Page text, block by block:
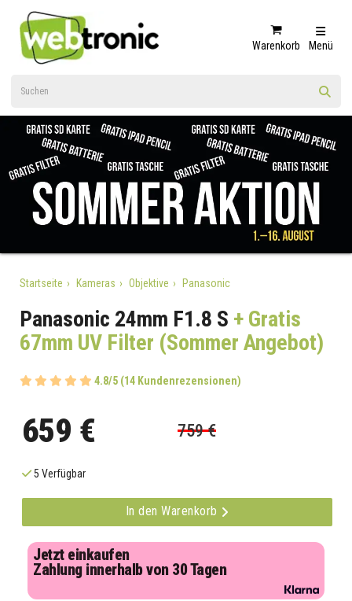
Warenkorb Menü
Startseite Kameras Objektive Panasonic
Panasonic 24mm F1.8 S + Gratis
67mm UV Filter (Sommer Angebot)
4.8/5 (14 Kundenrezensionen)
659 € 759 €
5 Verfügbar
In den Warenkorb
Jetzt einkaufen
Zahlung innerhalb von 30 Tagen